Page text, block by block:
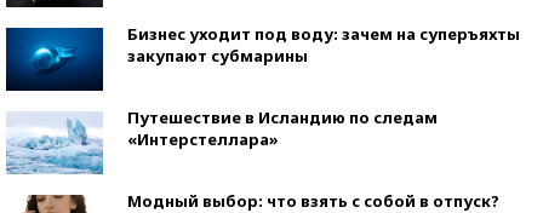
Бизнес уходит под воду: зачем на суперъяхты
закупают субмарины
Путешествие в Исландию по следам
«Интерстеллара»
Модный выбор: что взять с собой в отпуск?